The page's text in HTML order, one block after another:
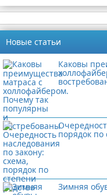
Новые статьи
Каковы
порядок по
Зимняя